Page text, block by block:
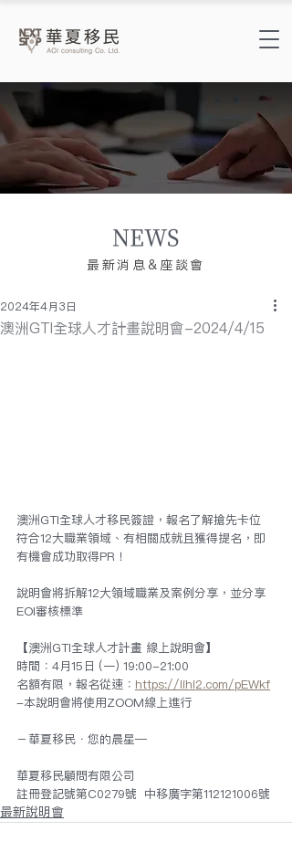
NEWS
​最新消息&座談會
澳洲GTI全球人才計畫說明會-2024/4/15
2024年4月3日
澳洲GTI全球人才移民簽證，報名了解搶先卡位
符合12大職業領域、有相關成就且獲得提名，即
有機會成功取得PR！
說明會將拆解12大領域職業及案例分享，並分享
EOI審核標準
【澳洲GTI全球人才計畫 線上說明會】
時間：4月15日 (一) 19:00-21:00
名額有限，報名從速： https://lihi2.com/pEWkf
-本說明會將使用ZOOM線上進行
－華夏移民．您的晨星—
華夏移民顧問有限公司
註冊登記號第C0279號  中移廣字第112121006號
最新說明會